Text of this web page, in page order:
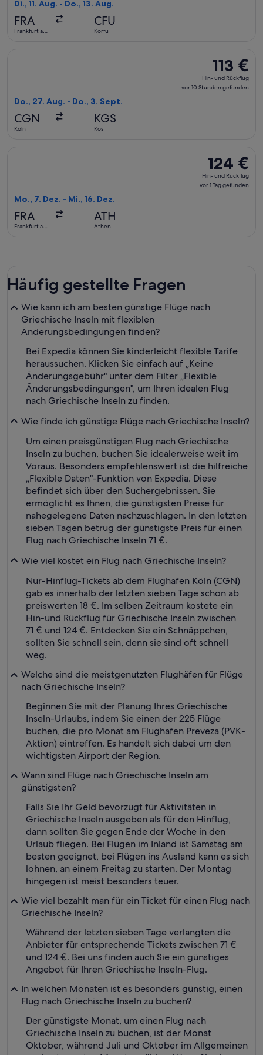
Di., 11. Aug. - Do., 13. Aug.
FRA
Frankfurt am
CFU
Korfu
113 €
Hin-
und
113 €
Hin- und Rückflug
vor 10 Stunden gefunden
Do., 27. Aug. - Do., 3. Sept.
CGN
Köln
KGS
Kos
124 €
Hin-
und
124 €
Hin- und Rückflug
vor 1 Tag gefunden
Mo., 7. Dez. - Mi., 16. Dez.
FRA
Frankfurt am
ATH
Athen
Häufig gestellte Fragen
Wie kann ich am besten günstige Flüge nach
Griechische Inseln mit flexiblen
Änderungsbedingungen finden?
Bei Expedia können Sie kinderleicht flexible Tarife
heraussuchen. Klicken Sie einfach auf „Keine
Änderungsgebühr" unter dem Filter „Flexible
Änderungsbedingungen", um Ihren idealen Flug
nach Griechische Inseln zu finden.
Wie finde ich günstige Flüge nach Griechische Inseln?
Um einen preisgünstigen Flug nach Griechische
Inseln zu buchen, buchen Sie idealerweise weit im
Voraus. Besonders empfehlenswert ist die hilfreiche
„Flexible Daten"-Funktion von Expedia. Diese
befindet sich über den Suchergebnissen. Sie
ermöglicht es Ihnen, die günstigsten Preise für
nahegelegene Daten nachzuschlagen. In den letzten
sieben Tagen betrug der günstigste Preis für einen
Flug nach Griechische Inseln 71 €.
Wie viel kostet ein Flug nach Griechische Inseln?
Nur-Hinflug-Tickets ab dem Flughafen Köln (CGN)
gab es innerhalb der letzten sieben Tage schon ab
preiswerten 18 €. Im selben Zeitraum kostete ein
Hin-und Rückflug für Griechische Inseln zwischen
71 € und 124 €. Entdecken Sie ein Schnäppchen,
sollten Sie schnell sein, denn sie sind oft schnell
weg.
Welche sind die meistgenutzten Flughäfen für Flüge
nach Griechische Inseln?
Beginnen Sie mit der Planung Ihres Griechische
Inseln-Urlaubs, indem Sie einen der 225 Flüge
buchen, die pro Monat am Flughafen Preveza (PVK-
Aktion) eintreffen. Es handelt sich dabei um den
wichtigsten Airport der Region.
Wann sind Flüge nach Griechische Inseln am
günstigsten?
Falls Sie Ihr Geld bevorzugt für Aktivitäten in
Griechische Inseln ausgeben als für den Hinflug,
dann sollten Sie gegen Ende der Woche in den
Urlaub fliegen. Bei Flügen im Inland ist Samstag am
besten geeignet, bei Flügen ins Ausland kann es sich
lohnen, an einem Freitag zu starten. Der Montag
hingegen ist meist besonders teuer.
Wie viel bezahlt man für ein Ticket für einen Flug nach
Griechische Inseln?
Während der letzten sieben Tage verlangten die
Anbieter für entsprechende Tickets zwischen 71 €
und 124 €. Bei uns finden auch Sie ein günstiges
Angebot für Ihren Griechische Inseln-Flug.
In welchen Monaten ist es besonders günstig, einen
Flug nach Griechische Inseln zu buchen?
Der günstigste Monat, um einen Flug nach
Griechische Inseln zu buchen, ist der Monat
Oktober, während Juli und Oktober im Allgemeinen